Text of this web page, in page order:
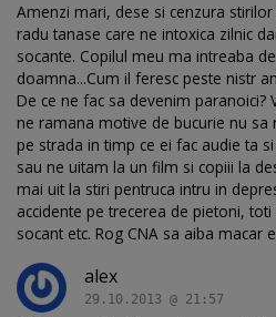
Amenzi mari, dese si cenzura
radu tanase care ne intoxica zilnic
socante. Copilul meu ma intreaba
doamna...Cum il feresc peste nistr
De ce ne fac sa devenim paranoici?
ne ramana motive de bucurie nu sa
pe strada in timp ce ei fac audie ta
sau ne uitam la un film si copiii la
mai uit la stiri pentruca intru in
accidente pe trecerea de pietoni,
socant etc. Rog CNA sa aiba macar
alex
29.10.2013 @ 21:57